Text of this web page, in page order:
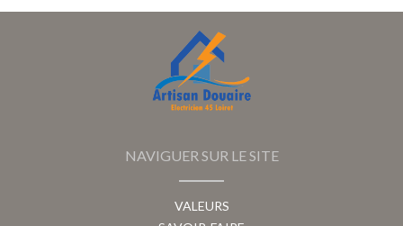
NAVIGUER SUR LE SITE
VALEURS